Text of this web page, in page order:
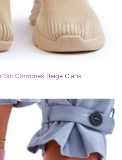
Sin Cordones Beige Claris